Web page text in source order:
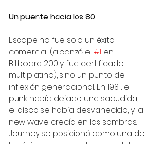
Un puente hacia los 80
Escape no fue solo un éxito
comercial (alcanzó el #1 en
Billboard 200 y fue certificado
multiplatino), sino un punto de
inflexión generacional. En 1981, el
punk había dejado una sacudida,
el disco se había desvanecido, y la
new wave crecía en las sombras.
Journey se posicionó como una de